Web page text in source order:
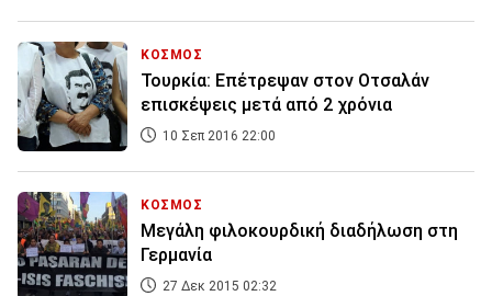
ΚΟΣΜΟΣ
Τουρκία: Επέτρεψαν στον Οτσαλάν
επισκέψεις μετά από 2 χρόνια
10 Σεπ 2016 22:00
ΚΟΣΜΟΣ
Μεγάλη φιλοκουρδική διαδήλωση στη
Γερμανία
27 Δεκ 2015 02:32